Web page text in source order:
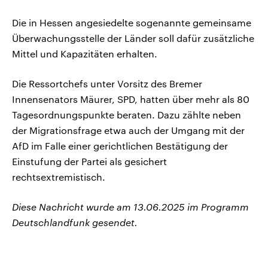
Die in Hessen angesiedelte sogenannte gemeinsame
Überwachungsstelle der Länder soll dafür zusätzliche
Mittel und Kapazitäten erhalten.
Die Ressortchefs unter Vorsitz des Bremer
Innensenators Mäurer, SPD, hatten über mehr als 80
Tagesordnungspunkte beraten. Dazu zählte neben
der Migrationsfrage etwa auch der Umgang mit der
AfD im Falle einer gerichtlichen Bestätigung der
Einstufung der Partei als gesichert
rechtsextremistisch.
Diese Nachricht wurde am 13.06.2025 im Programm
Deutschlandfunk gesendet.